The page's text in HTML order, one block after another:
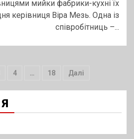
мийки фабрики-кухні їх
керівниця Віра Мезь. Одна із
співробітниць –...
4 … 18 Далі